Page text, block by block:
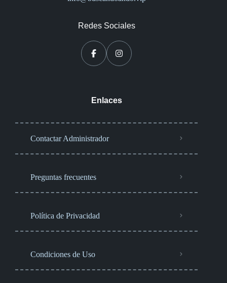
Redes Sociales
Enlaces
Contactar Administrador
Preguntas frecuentes
Política de Privacidad
Condiciones de Uso